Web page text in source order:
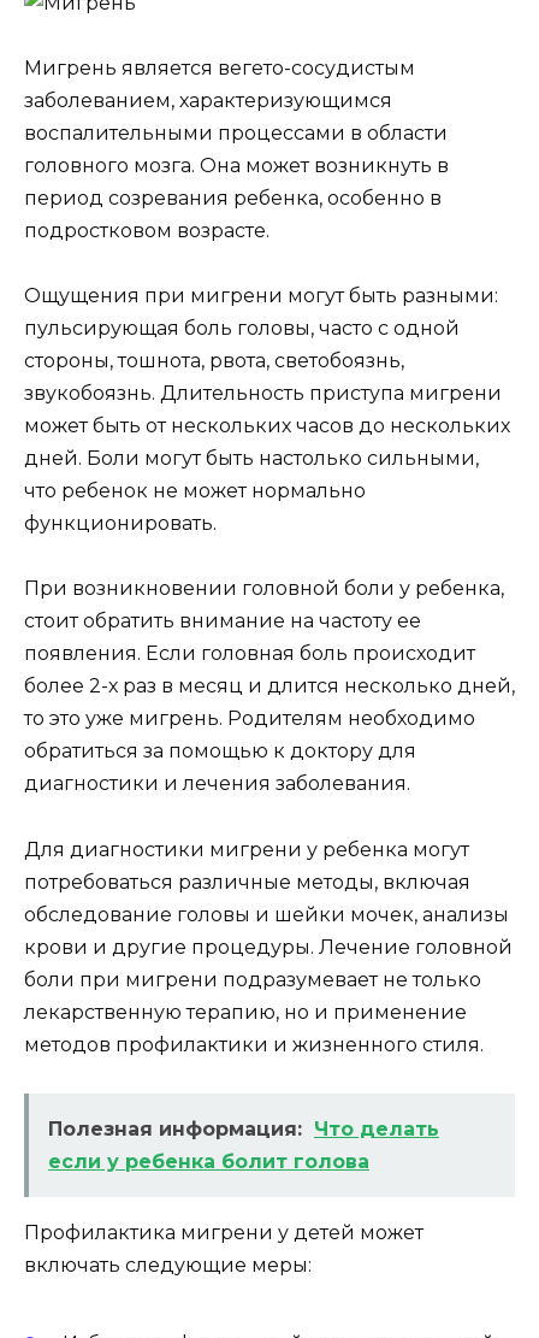
Мигрень является вегето-сосудистым
заболеванием, характеризующимся
воспалительными процессами в области
головного мозга. Она может возникнуть в
период созревания ребенка, особенно в
подростковом возрасте.
Ощущения при мигрени могут быть разными:
пульсирующая боль головы, часто с одной
стороны, тошнота, рвота, светобоязнь,
звукобоязнь. Длительность приступа мигрени
может быть от нескольких часов до нескольких
дней. Боли могут быть настолько сильными,
что ребенок не может нормально
функционировать.
При возникновении головной боли у ребенка,
стоит обратить внимание на частоту ее
появления. Если головная боль происходит
более 2-х раз в месяц и длится несколько дней,
то это уже мигрень. Родителям необходимо
обратиться за помощью к доктору для
диагностики и лечения заболевания.
Для диагностики мигрени у ребенка могут
потребоваться различные методы, включая
обследование головы и шейки мочек, анализы
крови и другие процедуры. Лечение головной
боли при мигрени подразумевает не только
лекарственную терапию, но и применение
методов профилактики и жизненного стиля.
Полезная информация: Что делать
если у ребенка болит голова
Профилактика мигрени у детей может
включать следующие меры: